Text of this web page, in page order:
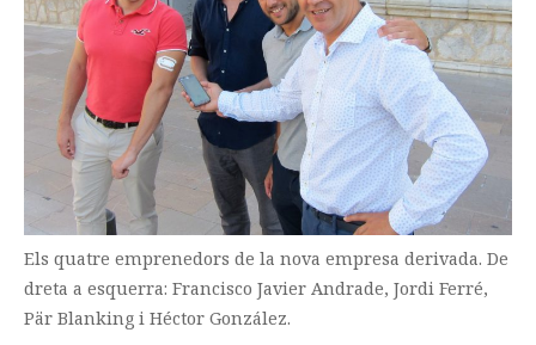
Els quatre emprenedors de la nova empresa derivada. De
dreta a esquerra: Francisco Javier Andrade, Jordi Ferré,
Pär Blanking i Héctor González.